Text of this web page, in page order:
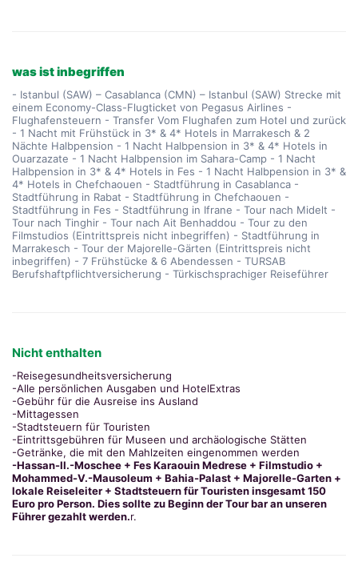
was ist inbegriffen
- Istanbul (SAW) – Casablanca (CMN) – Istanbul (SAW) Strecke mit
einem Economy-Class-Flugticket von Pegasus Airlines -
Flughafensteuern - Transfer Vom Flughafen zum Hotel und zurück
- 1 Nacht mit Frühstück in 3* & 4* Hotels in Marrakesch & 2
Nächte Halbpension - 1 Nacht Halbpension in 3* & 4* Hotels in
Ouarzazate - 1 Nacht Halbpension im Sahara-Camp - 1 Nacht
Halbpension in 3* & 4* Hotels in Fes - 1 Nacht Halbpension in 3* &
4* Hotels in Chefchaouen - Stadtführung in Casablanca -
Stadtführung in Rabat - Stadtführung in Chefchaouen -
Stadtführung in Fes - Stadtführung in Ifrane - Tour nach Midelt -
Tour nach Tinghir - Tour nach Ait Benhaddou - Tour zu den
Filmstudios (Eintrittspreis nicht inbegriffen) - Stadtführung in
Marrakesch - Tour der Majorelle-Gärten (Eintrittspreis nicht
inbegriffen) - 7 Frühstücke & 6 Abendessen - TURSAB
Berufshaftpflichtversicherung - Türkischsprachiger Reiseführer
Nicht enthalten
-Reisegesundheitsversicherung
-Alle persönlichen Ausgaben und HotelExtras
-Gebühr für die Ausreise ins Ausland
-Mittagessen
-Stadtsteuern für Touristen
-Eintrittsgebühren für Museen und archäologische Stätten
-Getränke, die mit den Mahlzeiten eingenommen werden
-Hassan-II.-Moschee + Fes Karaouin Medrese + Filmstudio +
Mohammed-V.-Mausoleum + Bahia-Palast + Majorelle-Garten +
lokale Reiseleiter + Stadtsteuern für Touristen insgesamt 150
Euro pro Person. Dies sollte zu Beginn der Tour bar an unseren
Führer gezahlt werden.r.